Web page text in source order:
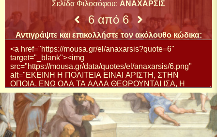
Σελίδα Φιλοσόφου: ΑΝΑΧΑΡΣΙΣ
6 από 6
Αντιγράψτε και επικολλήστε τον ακόλουθο κώδικα: